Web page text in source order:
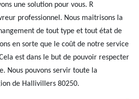
une solution pour vous. R
professionnel. Nous maitrisons la
de tout type et tout état de
en sorte que le coût de notre service
est dans le but de pouvoir respecter
Nous pouvons servir toute la
de Hallivillers 80250.